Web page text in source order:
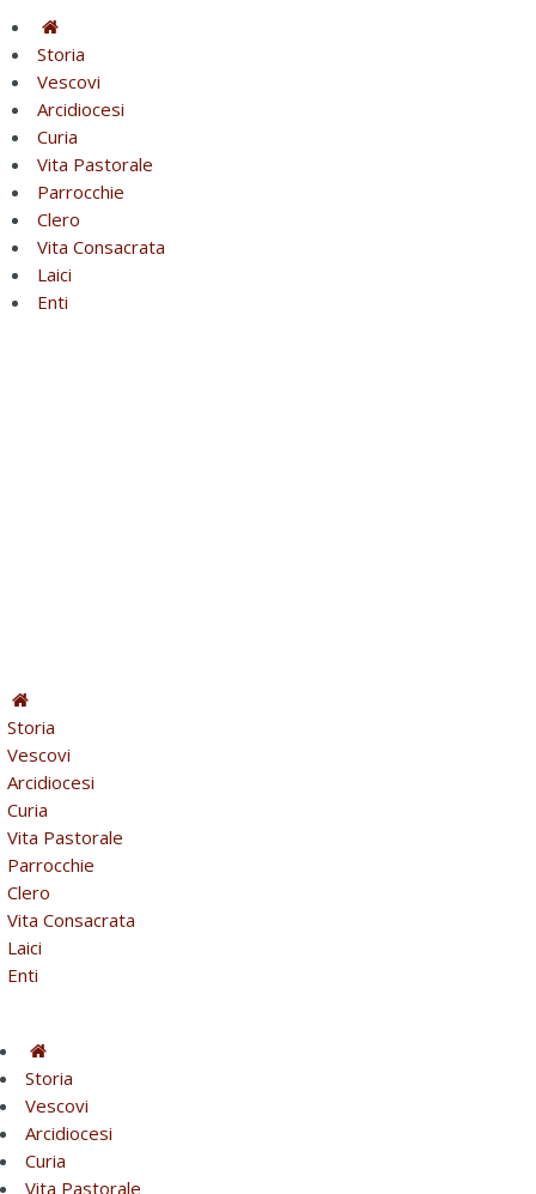
Storia
Vescovi
Arcidiocesi
Curia
Vita Pastorale
Parrocchie
Clero
Vita Consacrata
Laici
Enti
Storia
Vescovi
Arcidiocesi
Curia
Vita Pastorale
Parrocchie
Clero
Vita Consacrata
Laici
Enti
Storia
Vescovi
Arcidiocesi
Curia
Vita Pastorale